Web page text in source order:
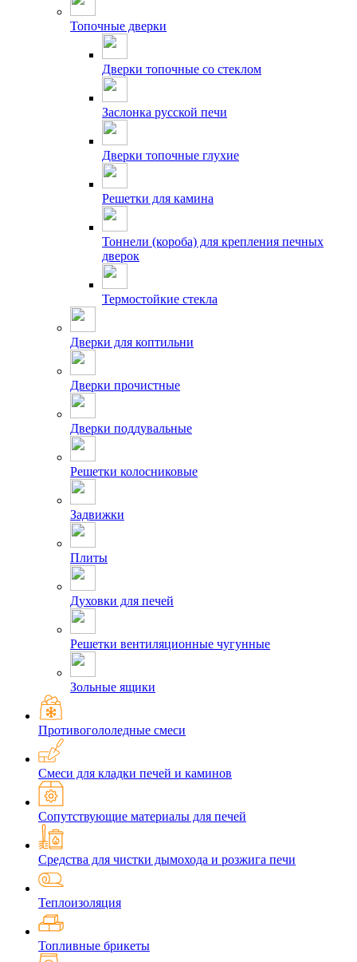
Топочные дверки
Дверки топочные со стеклом
Заслонка русской печи
Дверки топочные глухие
Решетки для камина
Тоннели (короба) для крепления печных
дверок
Термостойкие стекла
Дверки для коптильни
Дверки прочистные
Дверки поддувальные
Решетки колосниковые
Задвижки
Плиты
Духовки для печей
Решетки вентиляционные чугунные
Зольные ящики
Противогололедные смеси
Смеси для кладки печей и каминов
Сопутствующие материалы для печей
Средства для чистки дымохода и розжига печи
Теплоизоляция
Топливные брикеты